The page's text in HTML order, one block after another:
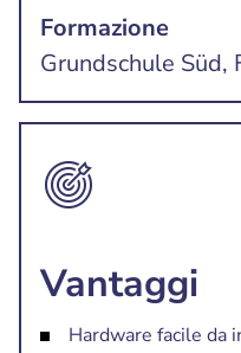
Formazione
Grundschule Süd,
Vantaggi
Hardware facile da